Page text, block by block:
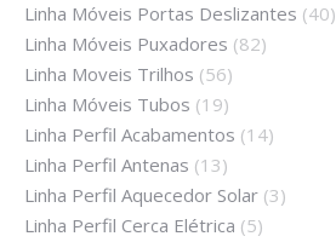
Linha Móveis Portas Deslizantes (40)
Linha Móveis Puxadores (82)
Linha Moveis Trilhos (56)
Linha Móveis Tubos (19)
Linha Perfil Acabamentos (14)
Linha Perfil Antenas (13)
Linha Perfil Aquecedor Solar (3)
Linha Perfil Cerca Elétrica (5)